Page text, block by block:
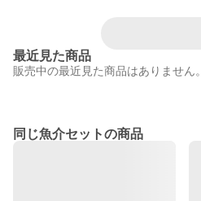
最近見た商品
販売中の最近見た商品はありません。
同じ魚介セットの商品